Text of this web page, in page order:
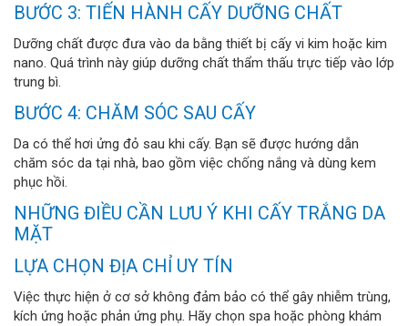
BƯỚC 3: TIẾN HÀNH CẤY DƯỠNG CHẤT
Dưỡng chất được đưa vào da bằng thiết bị cấy vi kim hoặc kim
nano. Quá trình này giúp dưỡng chất thẩm thấu trực tiếp vào lớp
trung bì.
BƯỚC 4: CHĂM SÓC SAU CẤY
Da có thể hơi ửng đỏ sau khi cấy. Bạn sẽ được hướng dẫn
chăm sóc da tại nhà, bao gồm việc chống nắng và dùng kem
phục hồi.
NHỮNG ĐIỀU CẦN LƯU Ý KHI CẤY TRẮNG DA
MẶT
LỰA CHỌN ĐỊA CHỈ UY TÍN
Việc thực hiện ở cơ sở không đảm bảo có thể gây nhiễm trùng,
kích ứng hoặc phản ứng phụ. Hãy chọn spa hoặc phòng khám